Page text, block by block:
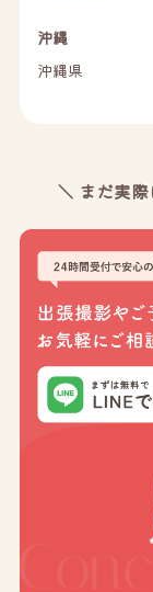
沖縄
沖縄県
＼ まだ実